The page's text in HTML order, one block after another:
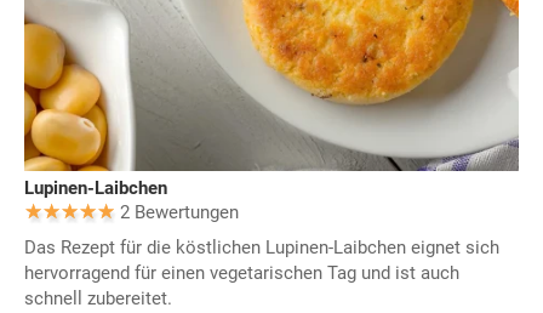
Lupinen-Laibchen
2 Bewertungen
Das Rezept für die köstlichen Lupinen-Laibchen eignet sich
hervorragend für einen vegetarischen Tag und ist auch
schnell zubereitet.